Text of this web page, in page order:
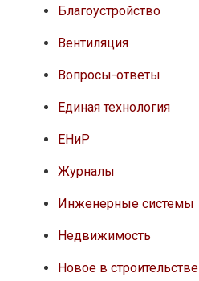
Благоустройство
Вентиляция
Вопросы-ответы
Единая технология
ЕНиР
Журналы
Инженерные системы
Недвижимость
Новое в строительстве